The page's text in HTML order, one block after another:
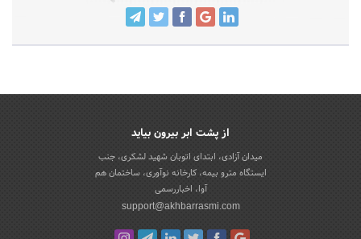
از پشت ابر بیرون بیاید
میدان آزادی، ابتدای اتوبان شهید لشکری، جنب
ایستگاه مترو بیمه، کارخانه نوآوری، ساختمان هم
آوا، اخباررسمی
support@akhbarrasmi.com